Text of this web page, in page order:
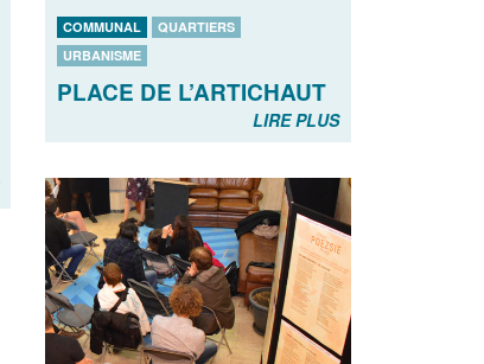
COMMUNAL
QUARTIERS
URBANISME
PLACE DE L’ARTICHAUT
LIRE PLUS